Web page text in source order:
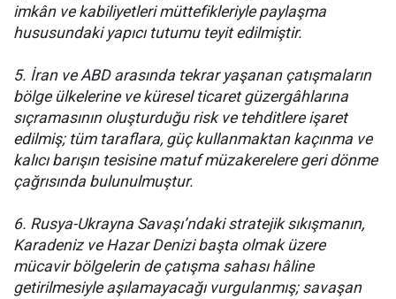
imkân ve kabiliyetleri müttefikleriyle paylaşma
hususundaki yapıcı tutumu teyit edilmiştir.
5. İran ve ABD arasında tekrar yaşanan çatışmaların
bölge ülkelerine ve küresel ticaret güzergâhlarına
sıçramasının oluşturduğu risk ve tehditlere işaret
edilmiş; tüm taraflara, güç kullanmaktan kaçınma ve
kalıcı barışın tesisine matuf müzakerelere geri dönme
çağrısında bulunulmuştur.
6. Rusya-Ukrayna Savaşı’ndaki stratejik sıkışmanın,
Karadeniz ve Hazar Denizi başta olmak üzere
mücavir bölgelerin de çatışma sahası hâline
getirilmesiyle aşılamayacağı vurgulanmış; savaşan